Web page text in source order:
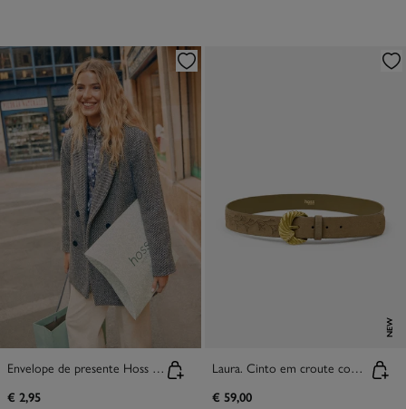
Envelope de presente Hoss Intropia
€ 2,95
NEW
Laura. Cinto em croute com pespontos
€ 59,00